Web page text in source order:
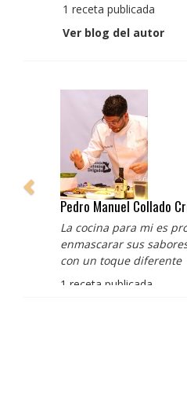
1 receta publicada
Ver blog del autor
Pedro Manuel Collado Cruz
La cocina para mi es
enmascarar sus sabores,
con un toque diferente
1 receta publicada